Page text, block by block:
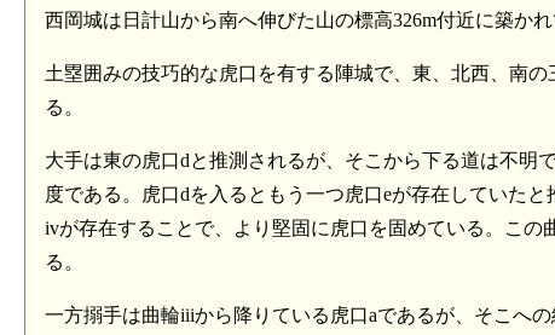
西岡城は日計山から南へ伸びた山の標高326m付近に築かれ
土塁囲みの技巧的な虎口を有する陣城で、東、北西、南
る。
大手は東の虎口dと推測されるが、そこから下る道は不明
度である。虎口dを入るともう一つ虎口eが存在していた
ivが存在することで、より堅固に虎口を固めている。こ
る。
一方搦手は曲輪iiiから降りている虎口aであるが、そこへ